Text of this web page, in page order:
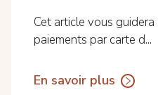
Cet article vous
paiements par carte d...
En savoir plus